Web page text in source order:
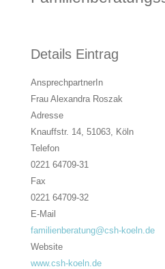
Details Eintrag
AnsprechpartnerIn
Frau Alexandra Roszak
Adresse
Knauffstr. 14, 51063, Köln
Telefon
0221 64709-31
Fax
0221 64709-32
E-Mail
familienberatung@csh-koeln.de
Website
www.csh-koeln.de